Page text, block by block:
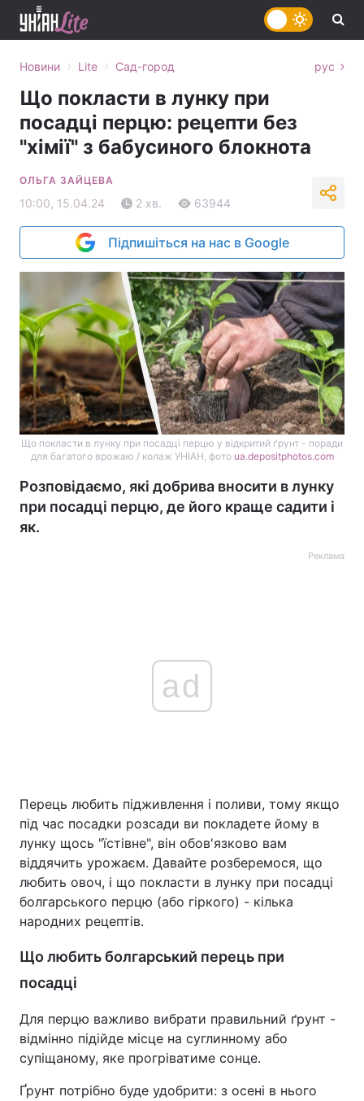
Головна Війна
Україна Політика
Економіка Світ
Спорт Наука
Зброя
Здоров'я Туризм
Цікавинки Погода
Екологія Регіони
Новини › Lite › Сад-город рус
Що покласти в лунку при
посадці перцю: рецепти без
"хімії" з бабусиного блокнота
ОЛЬГА ЗАЙЦЕВА
10:00, 15.04.24 2 хв. 63944
Підпишіться на нас в Google
Що покласти в лунку при посадці перцю у відкритий ґрунт - поради
для багатого врожаю / колаж УНІАН, фото ua.depositphotos.com
Розповідаємо, які добрива вносити в лунку
при посадці перцю, де його краще садити і
як.
Реклама
ad
Перець любить підживлення і поливи, тому якщо
під час посадки розсади ви покладете йому в
лунку щось "їстівне", він обов'язково вам
віддячить урожаєм. Давайте розберемося, що
любить овоч, і що покласти в лунку при посадці
болгарського перцю (або гіркого) - кілька
народних рецептів.
Що любить болгарський перець при
посадці
Для перцю важливо вибрати правильний ґрунт -
відмінно підійде місце на суглинному або
супіщаному, яке прогріватиме сонце.
Ґрунт потрібно буде удобрити: з осені в нього